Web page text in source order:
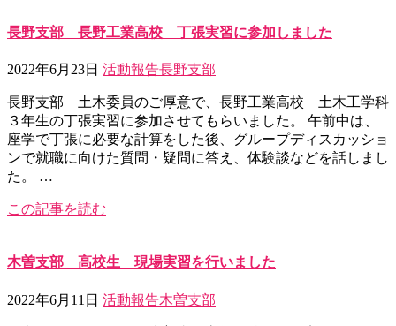
長野支部 長野工業高校 丁張実習に参加しました
2022年6月23日 活動報告長野支部
長野支部 土木委員のご厚意で、長野工業高校 土木工学科
３年生の丁張実習に参加させてもらいました。 午前中は、
座学で丁張に必要な計算をした後、グループディスカッショ
ンで就職に向けた質問・疑問に答え、体験談などを話しまし
た。 …
この記事を読む
木曽支部 高校生 現場実習を行いました
2022年6月11日 活動報告木曽支部